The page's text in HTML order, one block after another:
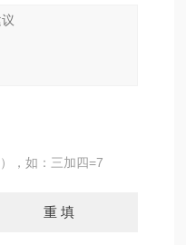
，如：三加四=7